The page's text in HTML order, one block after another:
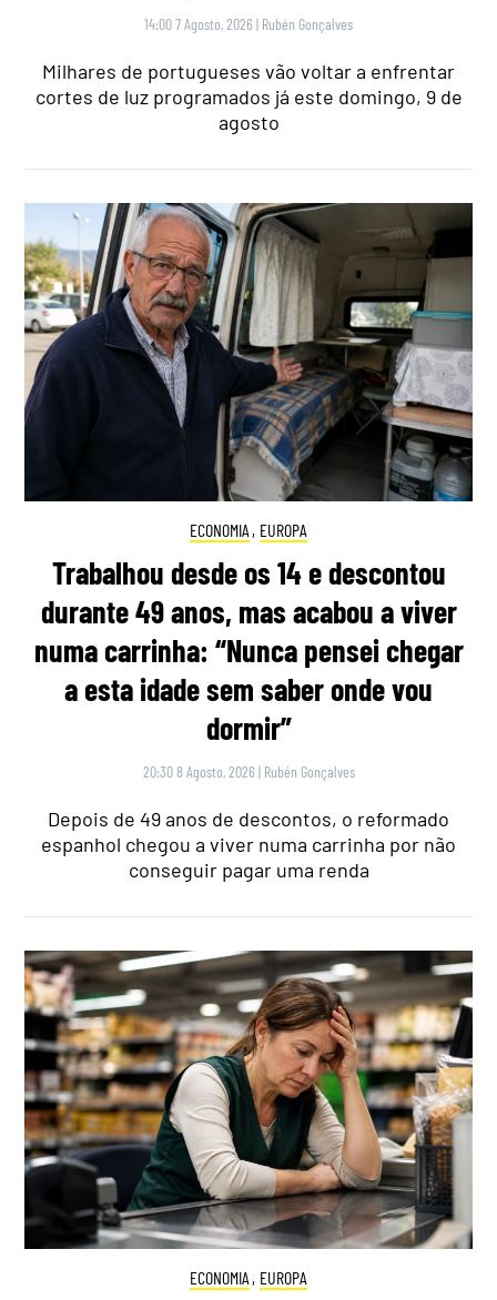
14:00 7 Agosto, 2026 | Rubén Gonçalves
Milhares de portugueses vão voltar a enfrentar
cortes de luz programados já este domingo, 9 de
agosto
ECONOMIA , EUROPA
Trabalhou desde os 14 e descontou
durante 49 anos, mas acabou a viver
numa carrinha: “Nunca pensei chegar
a esta idade sem saber onde vou
dormir”
20:30 8 Agosto, 2026 | Rubén Gonçalves
Depois de 49 anos de descontos, o reformado
espanhol chegou a viver numa carrinha por não
conseguir pagar uma renda
ECONOMIA , EUROPA